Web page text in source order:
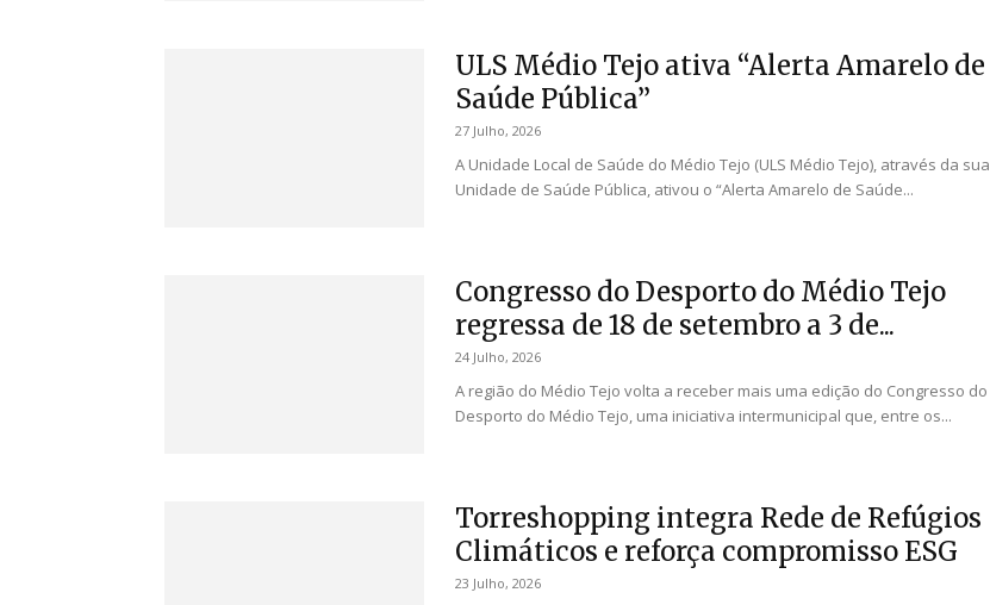
ULS Médio Tejo ativa “Alerta Amarelo de
Saúde Pública”
27 Julho, 2026
A Unidade Local de Saúde do Médio Tejo (ULS Médio Tejo), através da sua
Unidade de Saúde Pública, ativou o “Alerta Amarelo de Saúde...
Congresso do Desporto do Médio Tejo
regressa de 18 de setembro a 3 de...
24 Julho, 2026
A região do Médio Tejo volta a receber mais uma edição do Congresso do
Desporto do Médio Tejo, uma iniciativa intermunicipal que, entre os...
Torreshopping integra Rede de Refúgios
Climáticos e reforça compromisso ESG
23 Julho, 2026